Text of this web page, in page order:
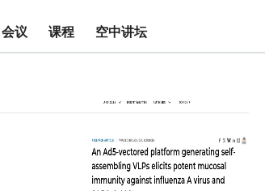
会议 课程 空中讲坛